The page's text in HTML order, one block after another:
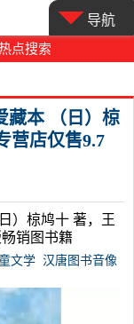
点搜索
导航
藏本 （日）椋
营店仅售9.7
）椋鸠十 著，王
销图书籍
文学 汉唐图书音像